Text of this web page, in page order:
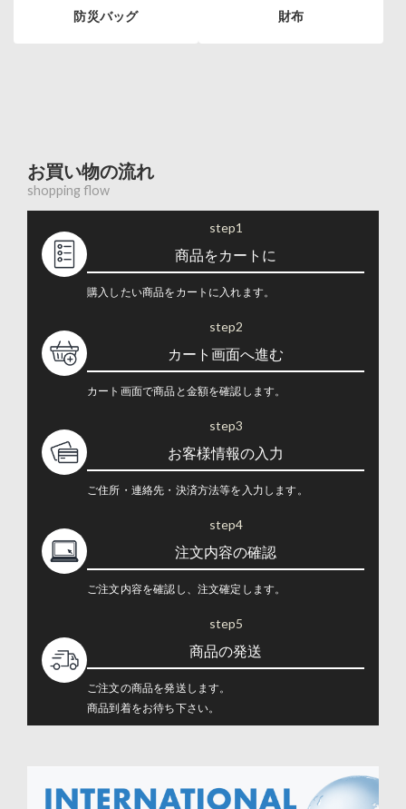
防災バッグ 財布
お買い物の流れ
shopping flow
step1
商品をカートに
購入したい商品をカートに入れます。
step2
カート画面へ進む
カート画面で商品と金額を確認します。
step3
お客様情報の入力
ご住所・連絡先・決済方法等を入力します。
step4
注文内容の確認
ご注文内容を確認し、注文確定します。
step5
商品の発送
ご注文の商品を発送します。
商品到着をお待ち下さい。